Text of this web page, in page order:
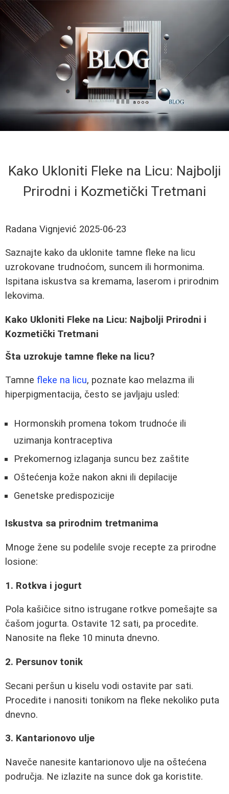
Kako Ukloniti Fleke na Licu: Najbolji
Prirodni i Kozmetički Tretmani
Radana Vignjević 2025-06-23
Saznajte kako da uklonite tamne fleke na licu
uzrokovane trudnoćom, suncem ili hormonima.
Ispitana iskustva sa kremama, laserom i prirodnim
lekovima.
Kako Ukloniti Fleke na Licu: Najbolji Prirodni i
Kozmetički Tretmani
Šta uzrokuje tamne fleke na licu?
Tamne fleke na licu, poznate kao melazma ili
hiperpigmentacija, često se javljaju usled:
Hormonskih promena tokom trudnoće ili
uzimanja kontraceptiva
Prekomernog izlaganja suncu bez zaštite
Oštećenja kože nakon akni ili depilacije
Genetske predispozicije
Iskustva sa prirodnim tretmanima
Mnoge žene su podelile svoje recepte za prirodne
losione:
1. Rotkva i jogurt
Pola kašičice sitno istrugane rotkve pomešajte sa
čašom jogurta. Ostavite 12 sati, pa procedite.
Nanosite na fleke 10 minuta dnevno.
2. Persunov tonik
Secani peršun u kiselu vodi ostavite par sati.
Procedite i nanositi tonikom na fleke nekoliko puta
dnevno.
3. Kantarionovo ulje
Naveče nanesite kantarionovo ulje na oštećena
područja. Ne izlazite na sunce dok ga koristite.